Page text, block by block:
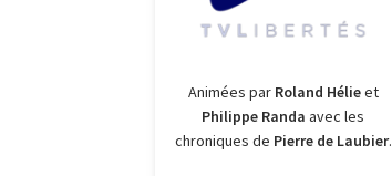
Animées par Roland Hélieet
Philippe Randa avec les
chroniques de Pierre de Laubier.